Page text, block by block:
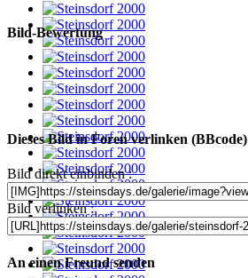
Bild-Bewertung
Dieses Bild in Foren verlinken (BBcode)
Bild direkt einbinden :
Bild verlinken :
An einen Freund senden